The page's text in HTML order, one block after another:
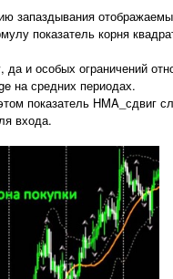
запаздывания
показатель корня
и особых ограничений
на средних периодах.
показатель HMA_сдвиг
входа.